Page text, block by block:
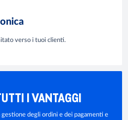
verso i tuoi clienti.
I VANTAGGI
degli ordini e dei pagamenti e